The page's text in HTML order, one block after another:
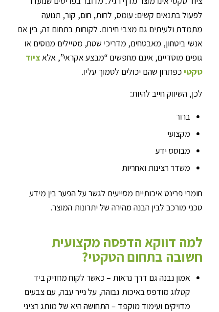
לפעול בתנאים קשים: עומס, לחות, חום, קור, תנועה
מתמדת ולעיתים גם מצבי חירום. לקוחות בתחום זה, בין אם
אנשי ביטחון, מאבטחים, מדריכי שטח, מטיילים מנוסים או
גופים מוסדיים, אינם מחפשים “מבצע אקראי”, אלאציוד
טקטיכפתרון שהם יכולים לסמוך עליו.
לכן, השיווק חייב להיות:
ברור
מקצועי
מבוסס ידע
משדר רצינות ואחריות
חומרי פרינט איכותיים מסייעים לגשר על הפער בין מידע
טכני מורכב לבין הבנה מהירה של יתרונות המוצר.
למה דווקא הדפסה מקצועית
חשובה בתחום הטקטי?
אמון נבנה גם דרך נראות – כאשר לקוח מחזיק ביד
קטלוג מודפס באיכות גבוהה, על נייר עבה, עם צבעים
מדויקים ועימוד מוקפד – התחושה היא של מותג רציני